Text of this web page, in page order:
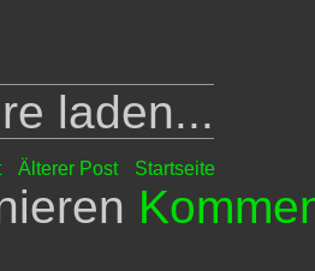
laden...
Älterer Post Startseite